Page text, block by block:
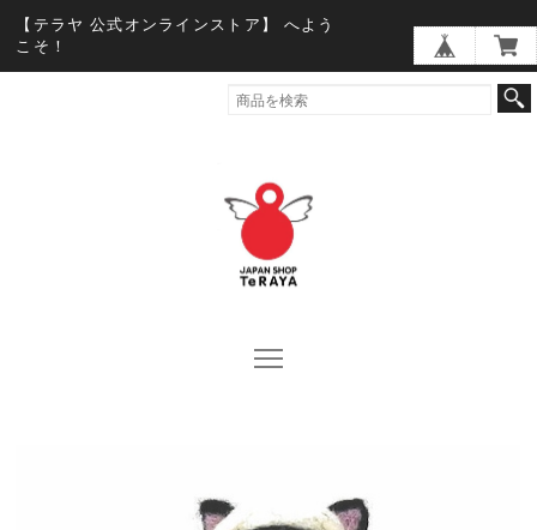
【テラヤ 公式オンラインストア】 へよう
こそ！